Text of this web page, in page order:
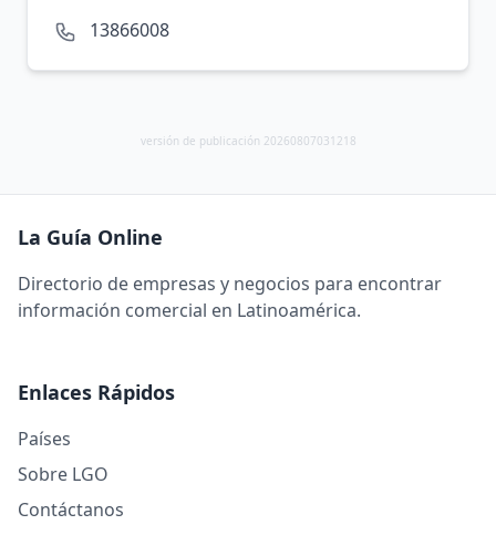
13866008
versión de publicación 20260807031218
La Guía Online
Directorio de empresas y negocios para encontrar
información comercial en Latinoamérica.
Enlaces Rápidos
Países
Sobre LGO
Contáctanos